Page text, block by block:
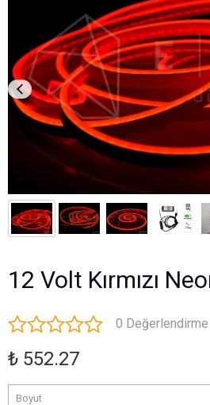
12 Volt Kırmızı
0 Değerlendirme
₺ 552.27
Boyut